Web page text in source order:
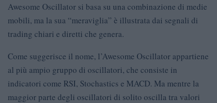
Awesome Oscillator si basa su una combinazione di medie
mobili, ma la sua “meraviglia” è illustrata dai segnali di
trading chiari e diretti che genera.
Come suggerisce il nome, l’Awesome Oscillator appartiene
al più ampio gruppo di oscillatori, che consiste in
indicatori come RSI, Stochastics e MACD. Ma mentre la
maggior parte degli oscillatori di solito oscilla tra valori